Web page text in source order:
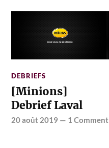
DEBRIEFS
[Minions]
Debrief Laval
20 août 2019 — 1 Comment